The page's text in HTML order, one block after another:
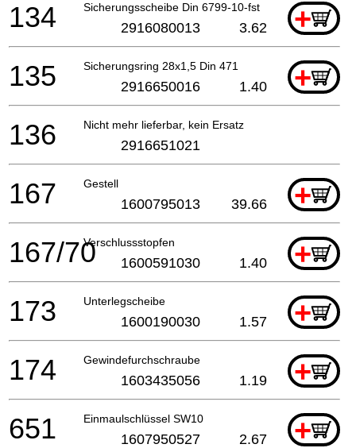
Sicherungsscheibe Din 6799-10-fst +
134 2916080013 3.62
Sicherungsring 28x1,5 Din 471 +
135 2916650016 1.40
Nicht mehr lieferbar, kein Ersatz
136 2916651021
Gestell +
167 1600795013 39.66
Verschlussstopfen +
167/70 1600591030 1.40
Unterlegscheibe +
173 1600190030 1.57
Gewindefurchschraube +
174 1603435056 1.19
Einmaulschlüssel SW10 +
651 1607950527 2.67